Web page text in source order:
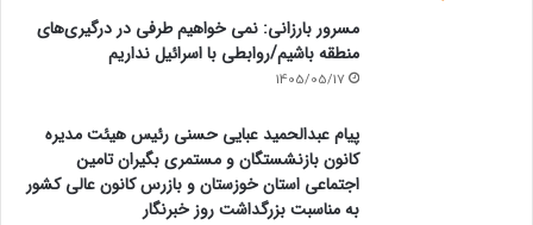
مسرور بارزانی: نمی خواهیم طرفی در درگیری‌های
منطقه باشیم/روابطی با اسرائیل نداریم
1405/05/17
پیام عبدالحمید عبایی حسنی رئیس هیئت مدیره
کانون بازنشستگان و مستمری بگیران تامین
اجتماعی استان خوزستان و بازرس کانون عالی کشور
به مناسبت بزرگداشت روز خبرنگار